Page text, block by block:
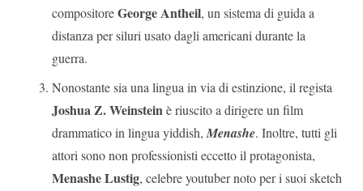
compositoreGeorge Antheil, un sistema di guida a
distanza per siluri usato dagli americani durante la
guerra.
Nonostante sia una lingua in via di estinzione, il regista
Joshua Z. Weinsteinè riuscito a dirigere un film
drammatico in lingua yiddish,Menashe. Inoltre, tutti gli
attori sono non professionisti eccetto il protagonista,
Menashe Lustig, celebre youtuber noto per i suoi sketch